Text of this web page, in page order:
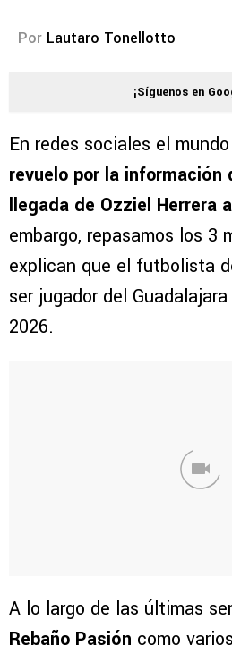
Por Lautaro Tonellotto
¡Síguenos en
En redes sociales el mundo
revuelo por la información
llegada de Ozziel Herrera
embargo, repasamos los 3
explican que el futbolista
ser jugador del
2026.
A lo largo de las últimas
Rebaño Pasión como